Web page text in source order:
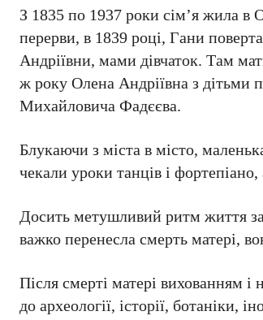
З 1835 по 1937 роки сім’я жила в
перерви, в 1839 році, Гани
Андріївни, мами дівчаток. Там
ж року Олена Андріївна з дітьми
Михайловича Фадєєва.
Блукаючи з міста в місто,
чекали уроки танців і
Досить метушливий ритм життя
важко перенесла смерть матері,
Після смерті матері вихованням
до археології, історії, ботаніки,